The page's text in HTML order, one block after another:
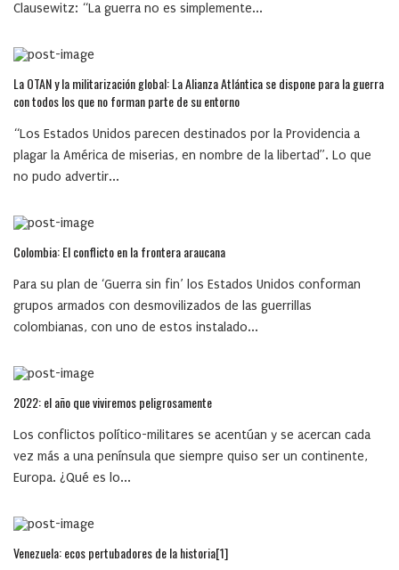
Clausewitz: “La guerra no es simplemente...
La OTAN y la militarización global: La Alianza Atlántica se dispone para la guerra
con todos los que no forman parte de su entorno
“Los Estados Unidos parecen destinados por la Providencia a
plagar la América de miserias, en nombre de la libertad”. Lo que
no pudo advertir...
Colombia: El conflicto en la frontera araucana
Para su plan de ‘Guerra sin fin’ los Estados Unidos conforman
grupos armados con desmovilizados de las guerrillas
colombianas, con uno de estos instalado...
2022: el año que viviremos peligrosamente
Los conflictos político-militares se acentúan y se acercan cada
vez más a una península que siempre quiso ser un continente,
Europa. ¿Qué es lo...
Venezuela: ecos pertubadores de la historia[1]